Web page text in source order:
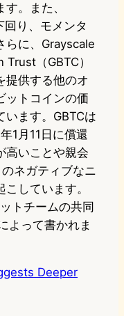
。また、
り、モメンタ
らに、Grayscale
（GBTC）
提供する他のオ
ットコインの価
います。GBTCは
1月11日に償還
高いことや親会
ネガティブなニ
しています。
トチームの共同
よって書かれま
Deeper